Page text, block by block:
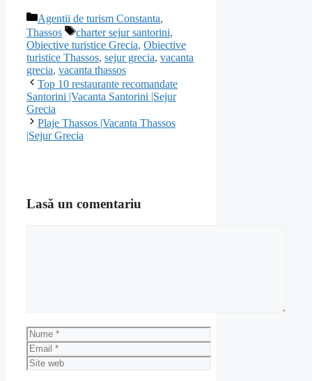
Categorii
Agentii de turism Constanta,
Thassos
Etichete
charter sejur santorini,
Obiective turistice Grecia, Obiective
turistice Thassos, sejur grecia, vacanta
grecia, vacanta thassos
Top 10 restaurante recomandate
Santorini |Vacanta Santorini |Sejur
Grecia
Plaje Thassos |Vacanta Thassos
|Sejur Grecia
Lasă un comentariu
Nume
Email
Site
web